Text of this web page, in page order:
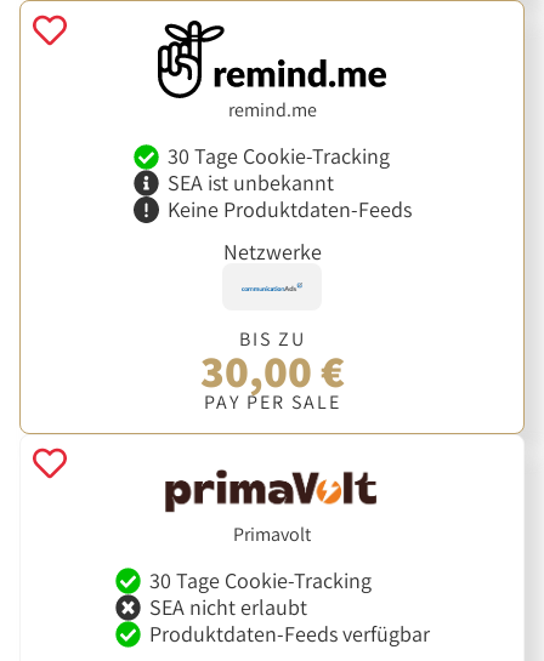
remind.me
30 Tage Cookie-Tracking
SEA ist unbekannt
Keine Produktdaten-Feeds
Netzwerke
BIS ZU
30,00 €
PAY PER SALE
Primavolt
30 Tage Cookie-Tracking
SEA nicht erlaubt
Produktdaten-Feeds verfügbar